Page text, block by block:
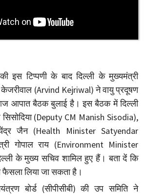
इस टिप्पणी के बाद दिल्ली के मुख्यमंत्री
(Arvind Kejriwal) ने वायु प्रदूषण
आपात बैठक बुलाई है। इस बैठक में दिल्ली
सिसोदिया (Deputy CM Manish Sisodia),
जैन (Health Minister Satyendar
गोपाल राय (Environment Minister
के मुख्य सचिव शामिल हुए हैं। बता दें कि
लिया जा सकता है।
बोर्ड (सीपीसीबी) की उप समिति ने